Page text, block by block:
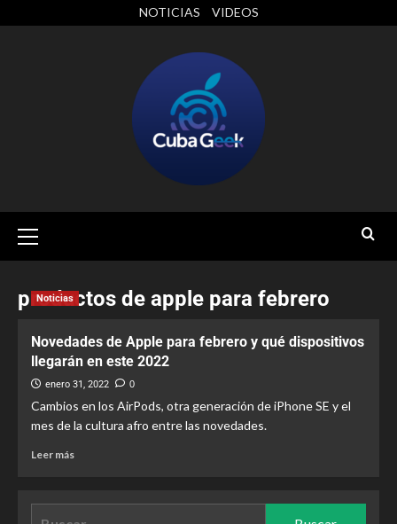
NOTICIAS VIDEOS
productos de apple para febrero
Noticias
Novedades de Apple para febrero y qué dispositivos
llegarán en este 2022
enero 31, 2022 0
Cambios en los AirPods, otra generación de iPhone SE y el
mes de la cultura afro entre las novedades.
Leer más